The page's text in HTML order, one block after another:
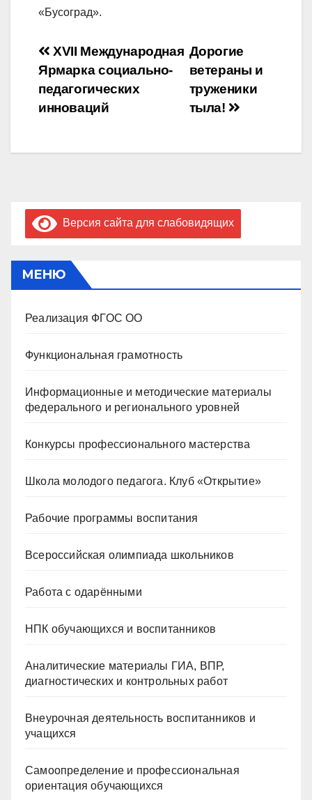
«Бусоград».
Навигация
по
записям
Дорогие
ветераны и
труженики
тыла!
XVII Международная
Ярмарка социально-
педагогических
инноваций
Версия сайта для слабовидящих
МЕНЮ
Реализация ФГОС ОО
Функциональная грамотность
Информационные и методические материалы
федерального и регионального уровней
Конкурсы профессионального мастерства
Школа молодого педагога. Клуб «Открытие»
Рабочие программы воспитания
Всероссийская олимпиада школьников
Работа с одарёнными
НПК обучающихся и воспитанников
Аналитические материалы ГИА, ВПР,
диагностических и контрольных работ
Внеурочная деятельность воспитанников и
учащихся
Самоопределение и профессиональная
ориентация обучающихся